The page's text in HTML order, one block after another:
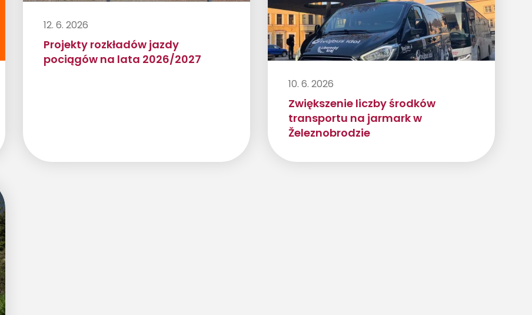
12. 6. 2026
Projekty rozkładów jazdy
pociągów na lata 2026/2027
10. 6. 2026
Zwiększenie liczby środków
transportu na jarmark w
Železnobrodzie